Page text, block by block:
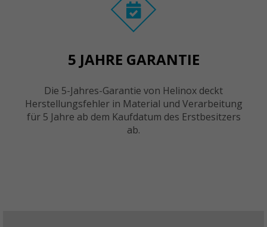
5 JAHRE GARANTIE
Die 5-Jahres-Garantie von Helinox deckt
Herstellungsfehler in Material und Verarbeitung
für 5 Jahre ab dem Kaufdatum des Erstbesitzers
ab.